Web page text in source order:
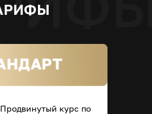
курс по